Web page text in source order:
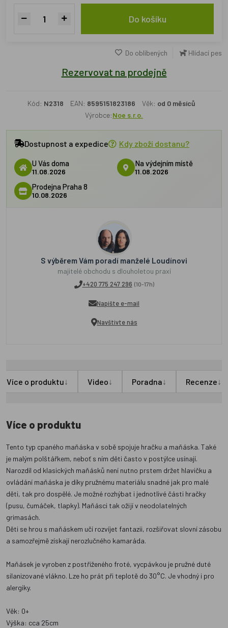
Do košíku
Do oblíbených Hlídací pes
Rezervovat na prodejně
Kód: N2318 EAN: 8595151823186 Věk: od 0 měsíců
Výrobce:Noe s.r.o.
Dostupnost a expedice Kdy zboží dostanu?
U Vás doma
11.08.2026
Na výdejním místě
11.08.2026
Prodejna Praha 8
10.08.2026
S výběrem Vám poradí manželé Loudínovi
majitelé obchodu s dlouholetou praxí
+420 775 247 296 (10-17h)
Napište e-mail
Navštivte nás
Více o produktu↓ Video↓ Poradna↓ Recenze↓
Více o produktu
Tento typ cpaného maňáska v sobě spojuje hračku a maňáska. Také
je malým polštářkem, neboť s ním děti často v postýlce usínají.
Narozdíl od klasických maňásků není nutno prstem držet hlavičku a
ovládání maňáska je díky pružnému materiálu snadné jak pro malé
děti, tak pro dospělé. Je možné rozhýbat i jednotlivé části hračky
(pusu, čumáček, tlapky). Maňásci tak ožijí v neodolatelných
grimasách.
Děti se hrou s maňáskem učí rozvíjet fantazii, rozšiřovat slovní zásobu
a samozřejmě získají nerozlučného kamaráda.
Maňásek je vyroben z postřiženého froté, vycpávkou je pružné duté
silanizované vlákno. Lze ho prát při teplotě do 30°C. Je vhodný i pro
alergiky.
Věk: 0+
Výška: cca 25cm